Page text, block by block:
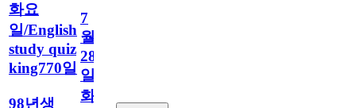
화요
일/English
study quiz
king770일
98년생
7
월
28
일
화